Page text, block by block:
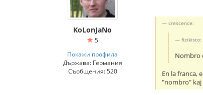
KoLonJaNo
5
Покажи профила
Държава: Германия
Съобщения: 520
crescence:
fizikisto:
Nombro
En la franca,
"nombro" kaj